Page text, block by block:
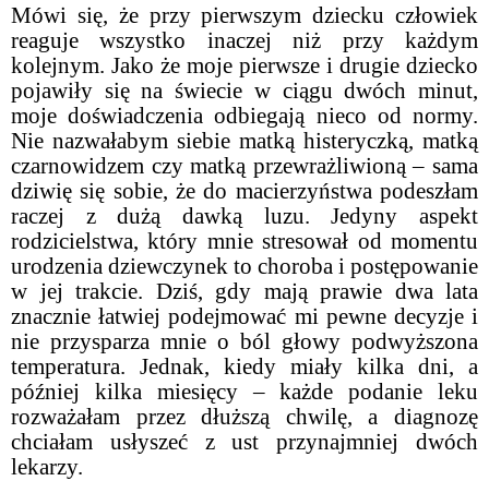
Mówi się, że przy pierwszym dziecku człowiek
reaguje wszystko inaczej niż przy każdym
kolejnym. Jako że moje pierwsze i drugie dziecko
pojawiły się na świecie w ciągu dwóch minut,
moje doświadczenia odbiegają nieco od normy.
Nie nazwałabym siebie matką histeryczką, matką
czarnowidzem czy matką przewrażliwioną – sama
dziwię się sobie, że do macierzyństwa podeszłam
raczej z dużą dawką luzu. Jedyny aspekt
rodzicielstwa, który mnie stresował od momentu
urodzenia dziewczynek to choroba i postępowanie
w jej trakcie. Dziś, gdy mają prawie dwa lata
znacznie łatwiej podejmować mi pewne decyzje i
nie przysparza mnie o ból głowy podwyższona
temperatura. Jednak, kiedy miały kilka dni, a
później kilka miesięcy – każde podanie leku
rozważałam przez dłuższą chwilę, a diagnozę
chciałam usłyszeć z ust przynajmniej dwóch
lekarzy.